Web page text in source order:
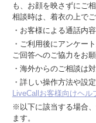
も、お顔を映さずにご
相談時は、着衣の上で
・お客様による通話内
・ご利用後にアンケー
ご回答へのご協力をお
・海外からのご相談は
・詳しい操作方法や設
LiveCallお客様向けヘル
※以下に該当する場合
ます。